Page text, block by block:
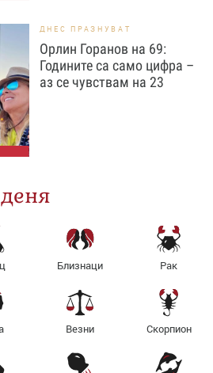
ДНЕС ПРАЗНУВАТ
Орлин Горанов на 69:
Годините са само цифра –
аз се чувствам на 23
Близнаци Рак
Везни Скорпион